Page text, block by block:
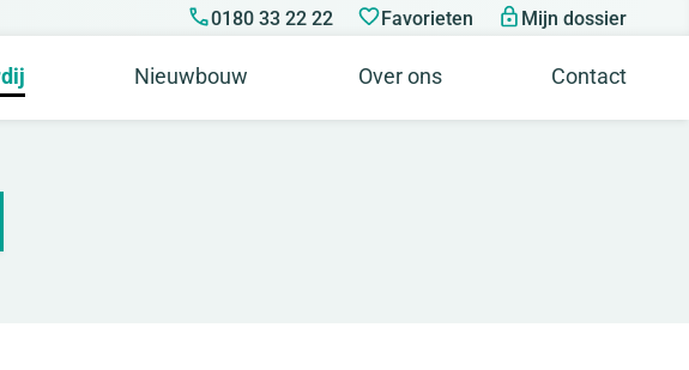
0180 33 22 22 Favorieten Mijn dossier
Nieuwbouw Over ons Contact